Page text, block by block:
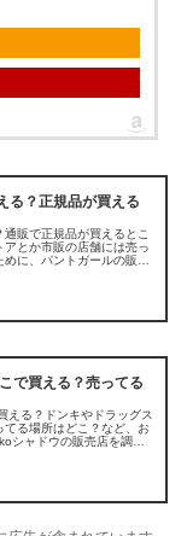
る？正規品が買える
販で正規品が買えるとこ
とか市販の店舗には売っ
に、パントガールの販売
で買える？売ってる
える？ドンキやドラッグス
てる場所はどこ？など、お
シャドウの販売店を調べ